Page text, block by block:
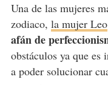
Una de las mujeres
zodiaco, la mujer Leo
afán de
obstáculos ya que
a poder solucionar